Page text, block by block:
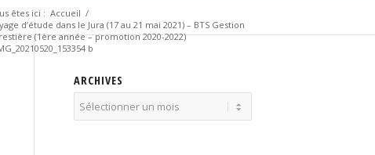
êtes ici : Accueil /
d’étude dans le Jura (17 au 21 mai 2021) – BTS Gestion
(1ère année – promotion 2020-2022)
b
ARCHIVES